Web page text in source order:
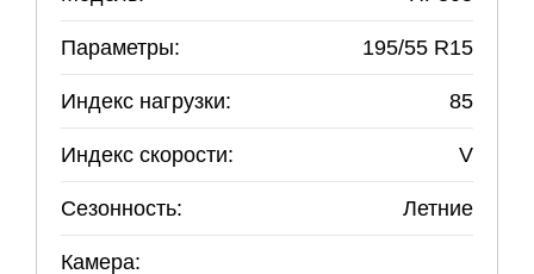
Параметры: 195/55 R15
Индекс нагрузки: 85
Индекс скорости: V
Сезонность: Летние
Камера: